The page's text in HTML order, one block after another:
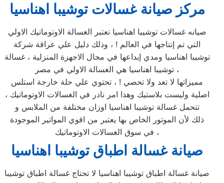
مركز صيانة غسالات توشيبا اهناسيا
صيانه غسالات توشيبا اهناسيا تعتبر الغسالة الاوتوماتيك الاولي
التي تم إنتاجها في العالم ! ، وذلك دليل علي عراقة شركة
توشيبا اهناسيا ومدي إبداعها في مجال الاجهزة المنزلية ، غسالة
توشيبا اهناسيا هي الغسالة الاولي في مصر ،
مميزاتها لا تعد ولا تحصي ! ، تحتوي علي حلة خارجة استلس
اصلية وليست بلاستيك وهذا امر نادر في الغسالات الاوتوماتيك ،
تتحمل غسالة توشيبا اهناسيا اوزان مختلفة من الملابس و
ذلك لأن الموتور الخاص بها يعتبر من اقوي المواتير الموجودة
في سوق الغسالات الاوتوماتيك ،
صيانة غسالة اطباق توشيبا اهناسيا
صيانة غسالة اطباق توشيبا اهناسيا لا تحتاج غسالة اطباق توشيبا